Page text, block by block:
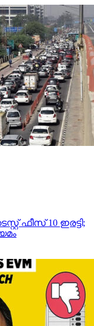
ഫീസ് 10 ഇരട്ടി;